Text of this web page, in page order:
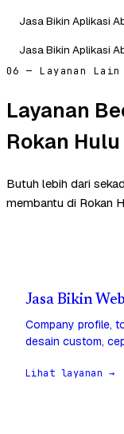
Jasa Bikin Aplikasi
Jasa Bikin Aplikasi
06 — Layanan Lain
Layanan
Rokan Hulu
Butuh lebih dari
membantu di Rokan
Jasa Bikin
Company profile,
desain custom,
Lihat layanan →